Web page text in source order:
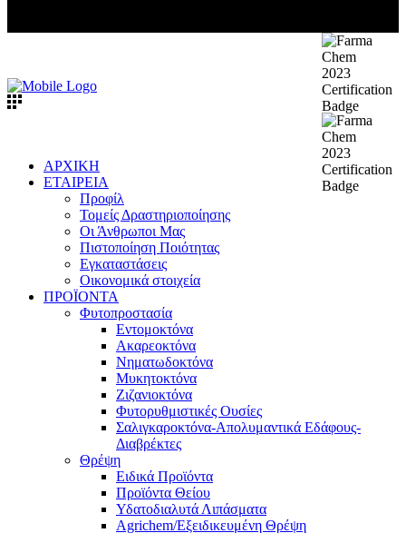
ΑΡΧΙΚΗ
ΕΤΑΙΡΕΙΑ
Προφίλ
Τομείς Δραστηριοποίησης
Οι Άνθρωποι Μας
Πιστοποίηση Ποιότητας
Εγκαταστάσεις
Οικονομικά στοιχεία
ΠΡΟΪΟΝΤΑ
Φυτοπροστασία
Εντομοκτόνα
Ακαρεοκτόνα
Νηματωδοκτόνα
Μυκητοκτόνα
Ζιζανιοκτόνα
Φυτορυθμιστικές Ουσίες
Σαλιγκαροκτόνα-Απολυμαντικά Εδάφους-
Διαβρέκτες
Θρέψη
Ειδικά Προϊόντα
Προϊόντα Θείου
Υδατοδιαλυτά Λιπάσματα
Agrichem/Εξειδικευμένη Θρέψη